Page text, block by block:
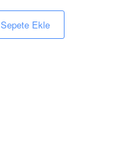
Sepete Ekle